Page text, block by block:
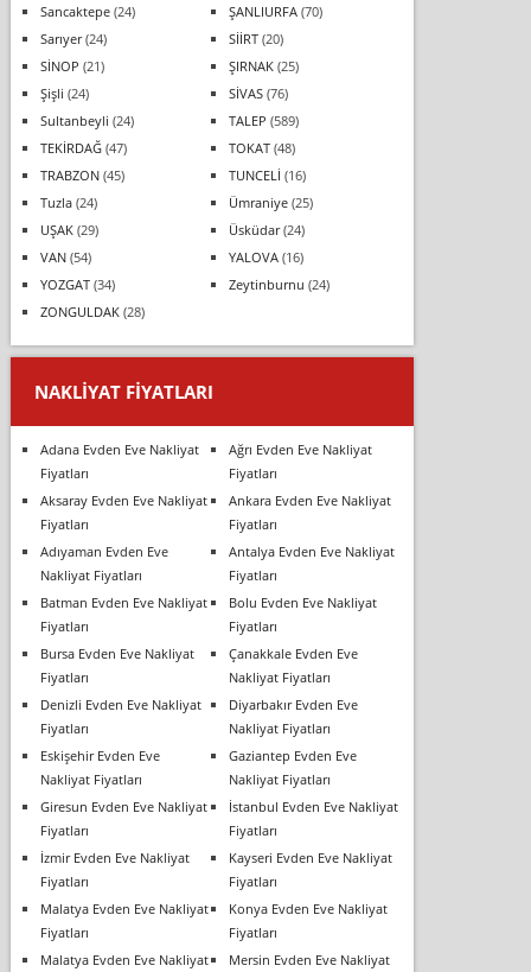
Sancaktepe(24) ŞANLIURFA(70)
Sarıyer(24) SİİRT(20)
SİNOP (21) ŞIRNAK(25)
Şişli (24) SİVAS(76)
Sultanbeyli (24) TALEP (589)
TEKİRDAĞ(47) TOKAT(48)
TRABZON(45) TUNCELİ (16)
Tuzla(24) Ümraniye(25)
UŞAK(29) Üsküdar(24)
VAN(54) YALOVA(16)
YOZGAT(34) Zeytinburnu (24)
ZONGULDAK(28)
NAKLIYAT FIYATLARI
Adana Evden Eve Nakliyat
Fiyatları
Ağrı Evden Eve Nakliyat
Fiyatları
Aksaray Evden Eve Nakliyat
Fiyatları
Ankara Evden Eve Nakliyat
Fiyatları
Adıyaman Evden Eve
Nakliyat Fiyatları
Antalya Evden Eve Nakliyat
Fiyatları
Batman Evden Eve Nakliyat
Fiyatları
Bolu Evden Eve Nakliyat
Fiyatları
Bursa Evden Eve Nakliyat
Fiyatları
Çanakkale Evden Eve
Nakliyat Fiyatları
Denizli Evden Eve Nakliyat
Fiyatları
Diyarbakır Evden Eve
Nakliyat Fiyatları
Eskişehir Evden Eve
Nakliyat Fiyatları
Gaziantep Evden Eve
Nakliyat Fiyatları
Giresun Evden Eve Nakliyat
Fiyatları
İstanbul Evden Eve Nakliyat
Fiyatları
İzmir Evden Eve Nakliyat
Fiyatları
Kayseri Evden Eve Nakliyat
Fiyatları
Malatya Evden Eve Nakliyat
Fiyatları
Konya Evden Eve Nakliyat
Fiyatları
Malatya Evden Eve Nakliyat
Mersin Evden Eve Nakliyat